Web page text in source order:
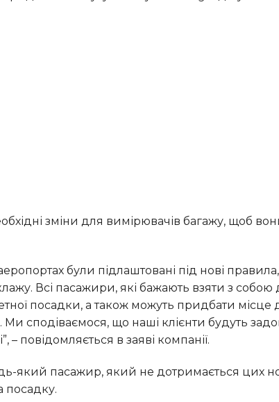
Всі пасажири, які бажають взяти з собою
посадки, а також можуть придбати місце
сподіваємося, що наші клієнти будуть
– повідомляється в заяві компанії.
посадку.